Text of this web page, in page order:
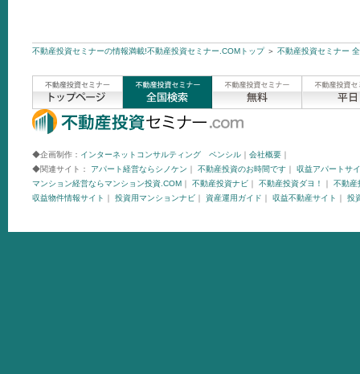
不動産投資セミナーの情報満載!不動産投資セミナー.COMトップ＞ 不動産投資セミナー
◆企画制作： インターネットコンサルティング ペンシル ｜ 会社概要 ｜
◆関連サイト： アパート経営ならシノケン ｜ 不動産投資のお時間です ｜ 収益アパートサ
マンション経営ならマンション投資.COM ｜ 不動産投資ナビ ｜ 不動産投資ダヨ！ ｜ 不動産
収益物件情報サイト ｜ 投資用マンションナビ ｜ 資産運用ガイド ｜ 収益不動産サイト ｜ 投